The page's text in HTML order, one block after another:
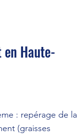
Haute-
: repérage de la
(graisses